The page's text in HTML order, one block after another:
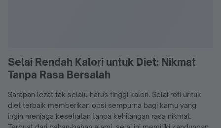
Selai Rendah Kalori untuk Diet: Nikmat
Tanpa Rasa Bersalah
Sarapan lezat tak selalu harus tinggi kalori. Selai roti untuk
diet terbaik memberikan opsi sempurna bagi kamu yang
ingin menjaga kesehatan tanpa kehilangan rasa nikmat.